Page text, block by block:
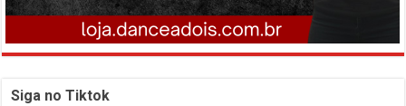
Siga no Tiktok